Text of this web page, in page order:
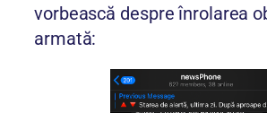
vorbească despre înrolarea
armată: